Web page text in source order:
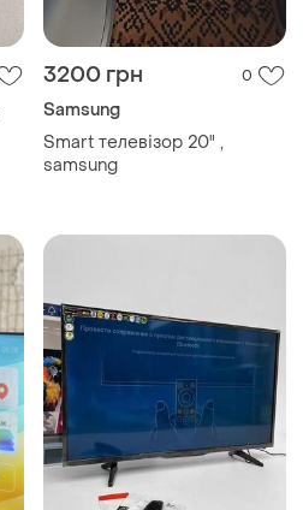
3200 грн 0
Samsung
Smart телевізор 20" ,
samsung